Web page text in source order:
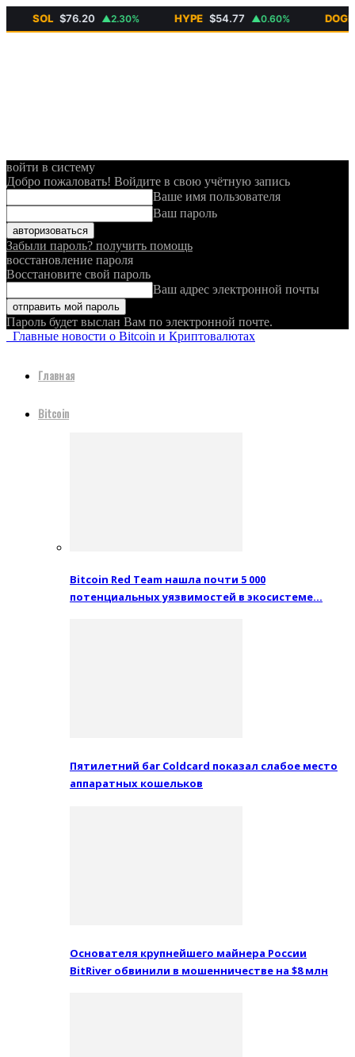
$76.20 ▲2.30% HYPE $54.77 ▲0.60% DOGE
войти в систему
Добро пожаловать! Войдите в свою учётную запись
Ваше имя пользователя
Ваш пароль
Забыли пароль? получить помощь
восстановление пароля
Восстановите свой пароль
Ваш адрес электронной почты
Пароль будет выслан Вам по электронной почте.
Главные новости о Bitcoin и Криптовалютах
Главная
Bitcoin
Bitcoin Red Team нашла почти 5 000
потенциальных уязвимостей в экосистеме…
Пятилетний баг Coldcard показал слабое место
аппаратных кошельков
Основателя крупнейшего майнера России
BitRiver обвинили в мошенничестве на $8 млн